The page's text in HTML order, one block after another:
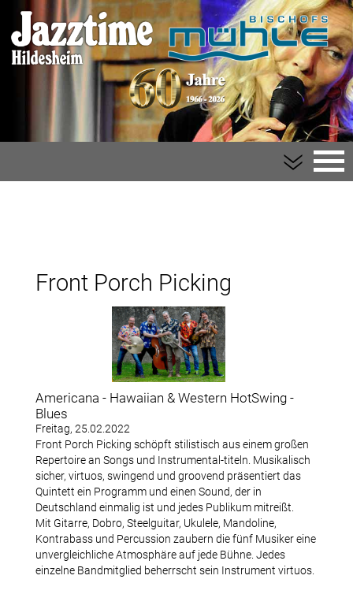
Impressum
Datenschutzerklärung
Konzerte
Archiv Bischofsmühle
Konzertfotos Bischofsmühle
Mitglieder
Front Porch Picking
Americana - Hawaiian & Western HotSwing -
Blues
Freitag, 25.02.2022
Front Porch Picking schöpft stilistisch aus einem großen
Repertoire an Songs und Instrumental-titeln. Musikalisch
sicher, virtuos, swingend und groovend präsentiert das
Quintett ein Programm und einen Sound, der in
Deutschland einmalig ist und jedes Publikum mitreißt.
Mit Gitarre, Dobro, Steelguitar, Ukulele, Mandoline,
Kontrabass und Percussion zaubern die fünf Musiker eine
unvergleichliche Atmosphäre auf jede Bühne. Jedes
einzelne Bandmitglied beherrscht sein Instrument virtuos.